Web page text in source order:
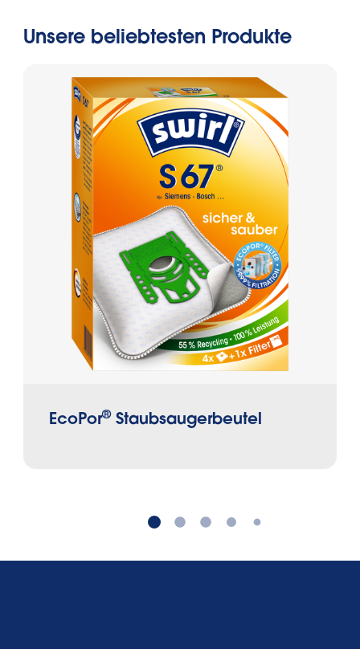
Unsere beliebtesten Produkte
EcoPor® Staubsaugerbeutel